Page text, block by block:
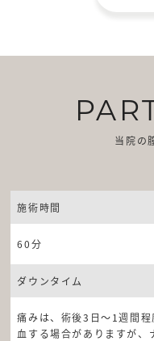
当院の
施術時間
60分
ダウンタイム
痛みは、術後3日～1週間
血する場合がありますが、